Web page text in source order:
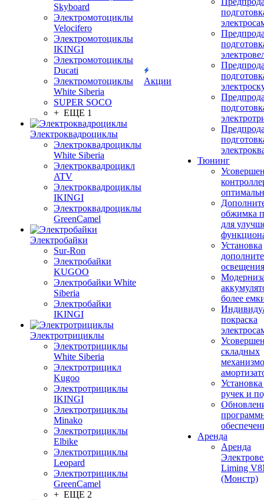
Skyboard
Электромотоциклы
Velocifero
Электромотоциклы
IKINGI
Электромотоциклы
Ducati
Электромотоциклы
White Siberia
SUPER SOCO
+ ЕЩЕ 1
Электроквадроциклы
Электроквадроциклы
White Siberia
Электроквадроцикл
ATV
Электроквадроциклы
IKINGI
Электроквадроциклы
GreenCamel
Электробайки
Sur-Ron
Электробайки
KUGOO
Электробайки White
Siberia
Электробайки
IKINGI
Электротрициклы
Электротрициклы
White Siberia
Электротрицикл
Kugoo
Электротрициклы
IKINGI
Электротрициклы
Minako
Электротрициклы
Elbike
Электротрициклы
Leopard
Электротрициклы
GreenCamel
+ ЕЩЕ 2
Акции
Тюнинг
обжимка
для
Установка
освещения
более
покраска
складных
ручек и
Аренда
Аренда
Liming
(Монстр)